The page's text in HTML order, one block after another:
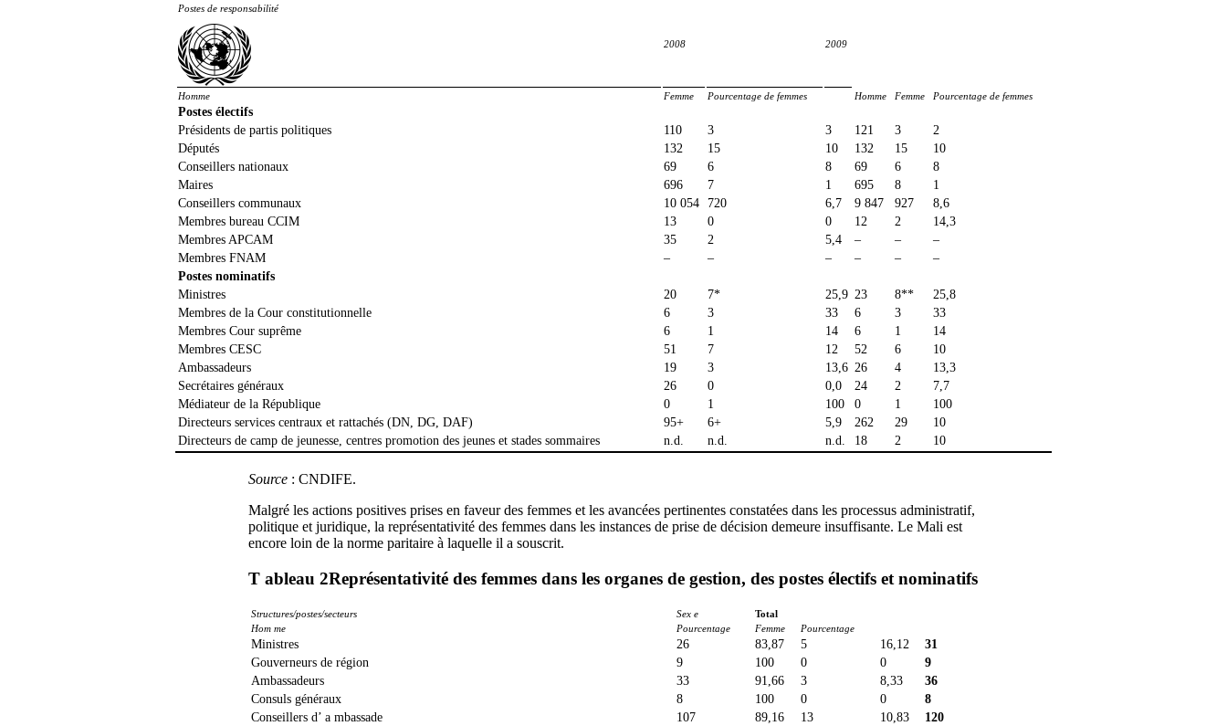
Postes de responsabilité
2008 2009
Homme Femme Pourcentage de femmes Homme Femme Pourcentage de femmes
Postes électifs
Présidents de partis politiques
110 3 3 121 3
2
Députés
132 15 10 132 15
10
Conseillers nationaux
69 6 8 69 6
8
Maires
696 7 1 695 8
1
Conseillers communaux
10 054 720 6,7 9 847 927
8,6
Membres bureau CCIM
13 0 0 12 2
14,3
Membres APCAM
35 2 5,4 – –
–
Membres FNAM
– – – – –
–
Postes nominatifs
Ministres
20 7* 25,9 23 8**
25,8
Membres de la Cour constitutionnelle
6 3 33 6 3
33
Membres Cour suprême
6 1 14 6 1
14
Membres CESC
51 7 12 52 6
10
Ambassadeurs
19 3 13,6 26 4
13,3
Secrétaires généraux
26 0 0,0 24 2
7,7
Médiateur de la République
0 1 100 0 1
100
Directeurs services centraux et rattachés (DN, DG, DAF)
95+ 6+ 5,9 262 29
10
Directeurs de camp de jeunesse, centres promotion des jeunes et stades sommaires
n.d. n.d. n.d. 18 2 10
Source : CNDIFE.
Malgré les actions positives prises en faveur des femmes et les avancées pertinentes constatées dans les processus administratif,
politique et juridique, la représentativité des femmes dans les instances de prise de décision demeure insuffisante. Le Mali est
encore loin de la norme paritaire à laquelle il a souscrit.
T ableau 2Représentativité des femmes dans les organes de gestion, des postes électifs et nominatifs
Structures/postes/secteurs Sex e
Total
Hom me
Pourcentage Femme Pourcentage
Ministres 26 83,87 5 16,12
31
Gouverneurs de région
9 100 0 0
9
Ambassadeurs
33 91,66 3 8,33
36
Consuls généraux
8 100 0 0
8
Conseillers d’ a mbassade
107 89,16 13 10,83
120